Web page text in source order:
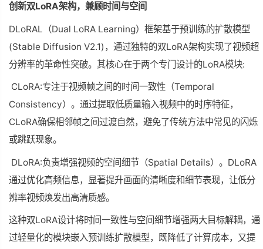
创新双LoRA架构，兼顾时间与空间
DLoRAL（Dual LoRA Learning）框架基于预训练的扩散模型
(Stable Diffusion V2.1)，通过独特的双LoRA架构实现了视频超
分辨率的革命性突破。其核心在于两个专门设计的LoRA模块:
CLoRA:专注于视频帧之间的时间一致性（Temporal
Consistency）。通过提取低质量输入视频中的时序特征，
CLoRA确保相邻帧之间过渡自然，避免了传统方法中常见的闪烁
或跳跃现象。
DLoRA:负责增强视频的空间细节（Spatial Details）。DLoRA
通过优化高频信息，显著提升画面的清晰度和细节表现，让低分
辨率视频焕发出高清质感。
这种双LoRA设计将时间一致性与空间细节增强两大目标解耦，通
过轻量化的模块嵌入预训练扩散模型，既降低了计算成本，又提